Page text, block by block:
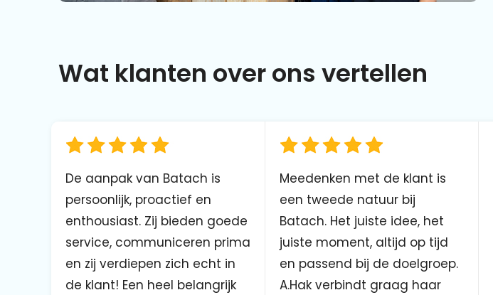
Wat klanten over ons vertellen
De aanpak van Batach is
persoonlijk, proactief en
enthousiast. Zij bieden goede
service, communiceren prima
en zij verdiepen zich echt in
de klant! Een heel belangrijk
Meedenken met de klant is
een tweede natuur bij
Batach. Het juiste idee, het
juiste moment, altijd op tijd
en passend bij de doelgroep.
A.Hak verbindt graag haar